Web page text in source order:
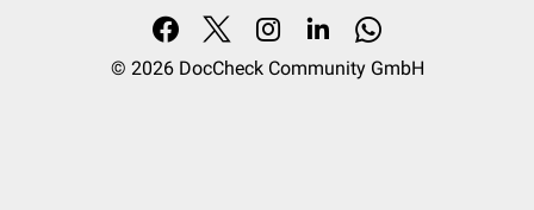
© 2026 DocCheck Community GmbH